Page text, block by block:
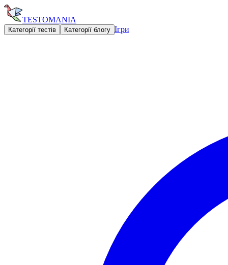
TESTOMANIA
Категорії тестів Категорії блогу Ігри